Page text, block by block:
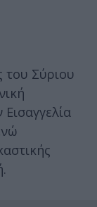
του Σύριου